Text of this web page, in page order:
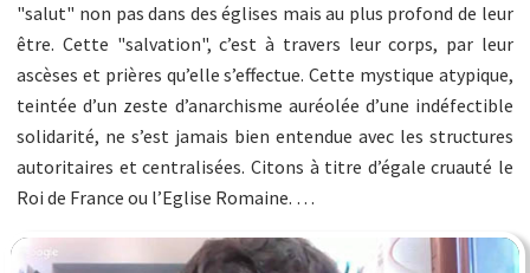
"salut" non pas dans des églises mais au plus profond de leur
être. Cette "salvation", c’est à travers leur corps, par leur
ascèses et prières qu’elle s’effectue. Cette mystique atypique,
teintée d’un zeste d’anarchisme auréolée d’une indéfectible
solidarité, ne s’est jamais bien entendue avec les structures
autoritaires et centralisées. Citons à titre d’égale cruauté le
Roi de France ou l’Eglise Romaine. …